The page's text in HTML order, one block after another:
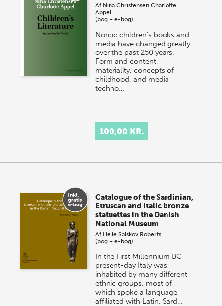
Af Nina Christensen Charlotte
Appel
(bog + e-bog)
Nordic children’s books and
media have changed greatly
over the past 250 years.
Form and content,
materiality, concepts of
childhood, and media
techno…
100,00 KR.
Catalogue of the Sardinian,
Etruscan and Italic bronze
statuettes in the Danish
National Museum
Af Helle Salskov Roberts
(bog + e-bog)
In the First Millennium BC
present-day Italy was
inhabited by many different
ethnic groups, most of
which spoke a language
affiliated with Latin. Sard…